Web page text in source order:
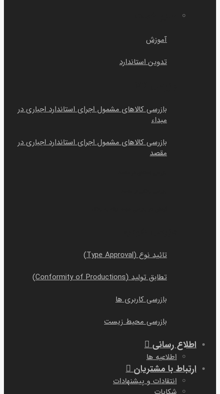
آموزش
تدوین استاندارد
بازرسی کالاهای مشمول اجرای استاندارد اجباری در
مبداء
بازرسی کالاهای مشمول اجرای استاندارد اجباری در
مقصد
تائید نوع (Type Approval)
تطابق تولید (Conformity of Productions)
بازرسی کاربری ها
بازرسی محیط زیست
اطلاع رسانی
اطلاعیه ها
ارتباط با مشتریان
انتقادات و پیشنهادات